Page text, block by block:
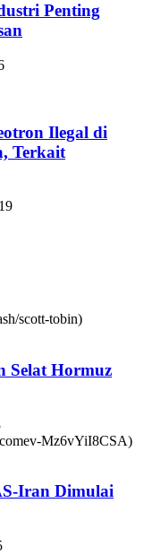
Penting
Ilegal di
Terkait
Selat Hormuz
Iran Dimulai